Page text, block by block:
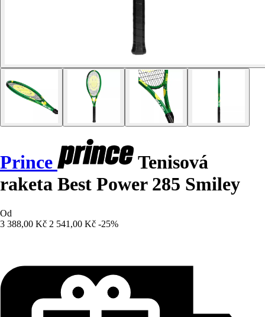
Prince
Tenisová
raketa Best Power 285 Smiley
Od
3 388,00 Kč 2 541,00 Kč -25%